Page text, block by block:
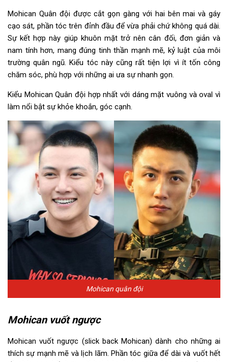
Mohican Quân đội được cắt gọn gàng với hai bên mai và gáy
cạo sát, phần tóc trên đỉnh đầu để vừa phải chứ không quá dài.
Sự kết hợp này giúp khuôn mặt trở nên cân đối, đơn giản và
nam tính hơn, mang đúng tinh thần mạnh mẽ, kỷ luật của môi
trường quân ngũ. Kiểu tóc này cũng rất tiện lợi vì ít tốn công
chăm sóc, phù hợp với những ai ưa sự nhanh gọn.
Kiểu Mohican Quân đội hợp nhất với dáng mặt vuông và oval vì
làm nổi bật sự khỏe khoắn, góc cạnh.
Mohican quân đội
Mohican vuốt ngược
Mohican vuốt ngược (slick back Mohican) dành cho những ai
thích sự mạnh mẽ và lịch lãm. Phần tóc giữa để dài và vuốt hết